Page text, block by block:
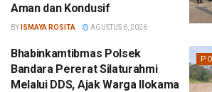
Aman dan Kondusif
BY ISMAYA ROSITA AGUSTUS 6, 2026
Bhabinkamtibmas Polsek
Bandara Pererat Silaturahmi
Melalui DDS, Ajak Warga Ilokama